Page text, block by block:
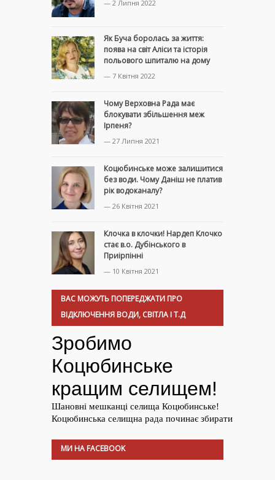
— 2 Липня 2022
Як Буча боролась за життя:
поява на світ Аліси та історія
польового шпиталю на дому
— 7 Квітня 2022
Чому Верховна Рада має
блокувати збільшення меж
Ірпеня?
— 27 Липня 2021
Коцюбинське може залишитися
без води. Чому Даніш не платив
рік водоканалу?
— 26 Квітня 2021
Клочка в клочки! Нардеп Клочко
стає в.о. Дубінського в
Приірпінні
— 10 Квітня 2021
ВАС МОЖУТЬ ПОПЕРЕДЖАТИ ПРО
ВІДКЛЮЧЕННЯ ВОДИ, СВІТЛА І Т.Д
МИ НА FACEBOOK